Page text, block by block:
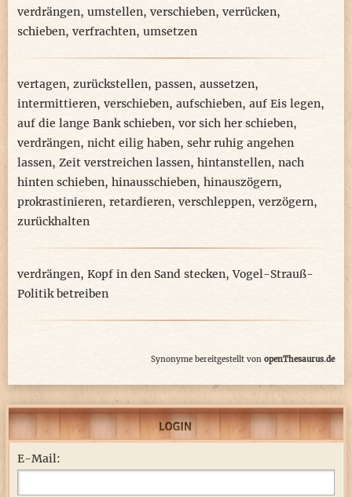
verdrängen, umstellen, verschieben, verrücken,
schieben, verfrachten, umsetzen
vertagen, zurückstellen, passen, aussetzen,
intermittieren, verschieben, aufschieben, auf Eis legen,
auf die lange Bank schieben, vor sich her schieben,
verdrängen, nicht eilig haben, sehr ruhig angehen
lassen, Zeit verstreichen lassen, hintanstellen, nach
hinten schieben, hinausschieben, hinauszögern,
prokrastinieren, retardieren, verschleppen, verzögern,
zurückhalten
verdrängen, Kopf in den Sand stecken,Vogel-Strauß-
Politik betreiben
Synonyme bereitgestellt von openThesaurus.de
E-Mail: